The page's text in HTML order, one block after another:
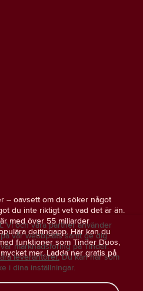
– oavsett om du söker något
du inte riktigt vet vad det är än.
med över 55 miljarder
dejtingapp. Här kan du
funktioner som Tinder Duos,
mer. Ladda ner gratis på
Vi och våra partner använder
vår webbplats samt ge dig
marknadsföring på Tinder.
leverantörer. Du kan när som
i dina inställningar.